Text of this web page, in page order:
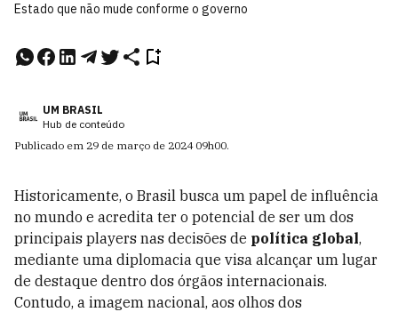
Estado que não mude conforme o governo
UM BRASIL
Hub de conteúdo
Publicado em 29 de março de 2024 09h00.
Historicamente, o Brasil busca um papel de influência
no mundo e acredita ter o potencial de ser um dos
principais players nas decisões de política global,
mediante uma diplomacia que visa alcançar um lugar
de destaque dentro dos órgãos internacionais.
Contudo, a imagem nacional, aos olhos dos